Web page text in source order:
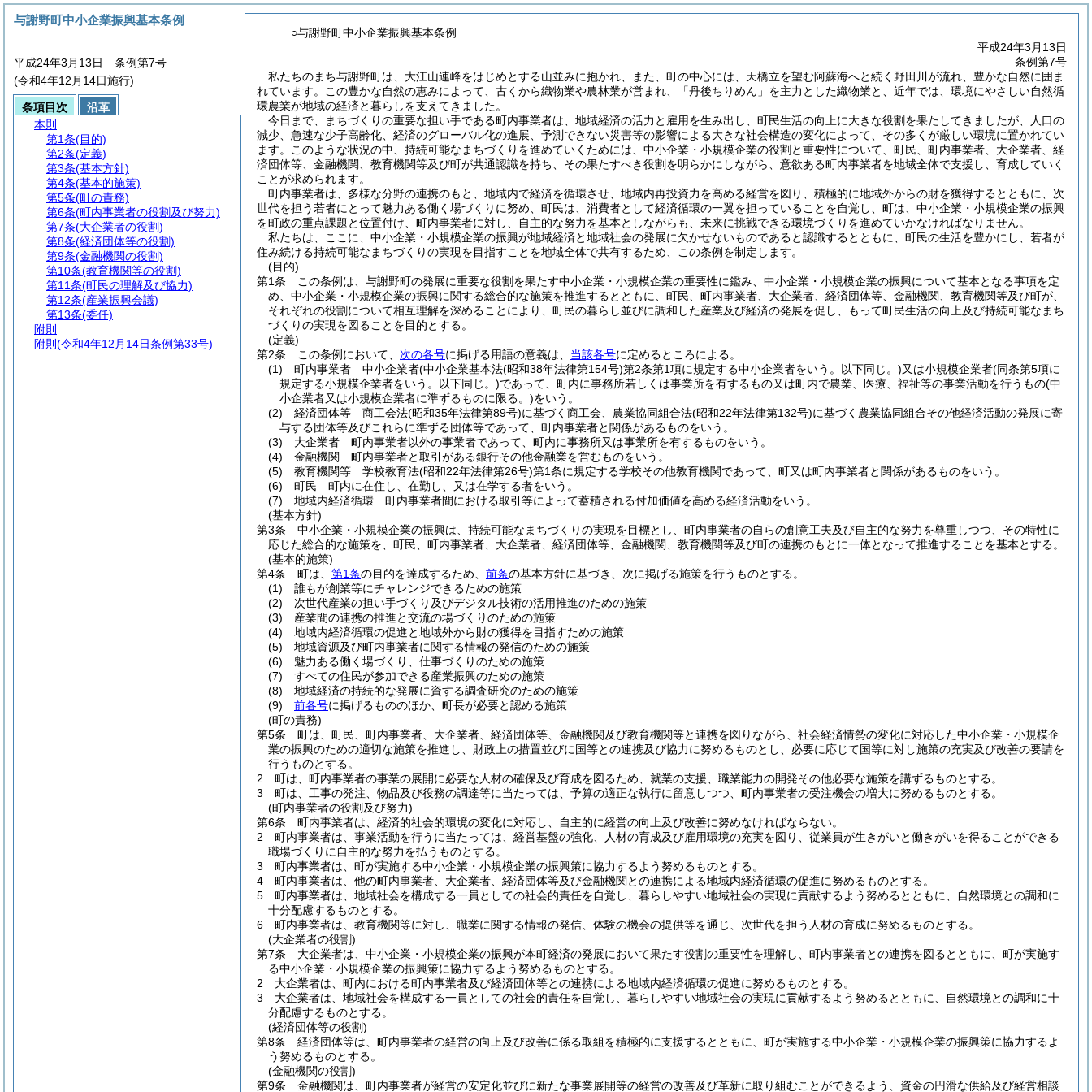
○与謝野町中小企業振興基本条例
平成24年3月13日
条例第7号
私たちのまち与謝野町は、大江山連峰をはじめとする山並みに抱かれ、また、町の中心には、天橋立を望む阿蘇海へと続く野田川が流れ、豊かな自然に囲ま
れています。この豊かな自然の恵みによって、古くから織物業や農林業が営まれ、「丹後ちりめん」を主力とした織物業と、近年では、環境にやさしい自然循
環農業が地域の経済と暮らしを支えてきました。
今日まで、まちづくりの重要な担い手である町内事業者は、地域経済の活力と雇用を生み出し、町民生活の向上に大きな役割を果たしてきましたが、人口の
減少、急速な少子高齢化、経済のグローバル化の進展、予測できない災害等の影響による大きな社会構造の変化によって、その多くが厳しい環境に置かれてい
ます。このような状況の中、持続可能なまちづくりを進めていくためには、中小企業・小規模企業の役割と重要性について、町民、町内事業者、大企業者、経
済団体等、金融機関、教育機関等及び町が共通認識を持ち、その果たすべき役割を明らかにしながら、意欲ある町内事業者を地域全体で支援し、育成していく
ことが求められます。
町内事業者は、多様な分野の連携のもと、地域内で経済を循環させ、地域内再投資力を高める経営を図り、積極的に地域外からの財を獲得するとともに、次
世代を担う若者にとって魅力ある働く場づくりに努め、町民は、消費者として経済循環の一翼を担っていることを自覚し、町は、中小企業・小規模企業の振興
を町政の重点課題と位置付け、町内事業者に対し、自主的な努力を基本としながらも、未来に挑戦できる環境づくりを進めていかなければなりません。
私たちは、ここに、中小企業・小規模企業の振興が地域経済と地域社会の発展に欠かせないものであると認識するとともに、町民の生活を豊かにし、若者が
住み続ける持続可能なまちづくりの実現を目指すことを地域全体で共有するため、この条例を制定します。
(目的)
第1条
この条例は、与謝野町の発展に重要な役割を果たす中小企業・小規模企業の重要性に鑑み、中小企業・小規模企業の振興について基本となる事項を定
め、中小企業・小規模企業の振興に関する総合的な施策を推進するとともに、町民、町内事業者、大企業者、経済団体等、金融機関、教育機関等及び町が、
それぞれの役割について相互理解を深めることにより、町民の暮らし並びに調和した産業及び経済の発展を促し、もって町民生活の向上及び持続可能なまち
づくりの実現を図ることを目的とする。
(定義)
第2条
この条例において、 次の各号に掲げる用語の意義は、 当該各号に定めるところによる。
(1)
町内事業者 中小企業者(中小企業基本法(昭和38年法律第154号)第2条第1項に規定する中小企業者をいう。以下同じ。)又は小規模企業者(同条第5項に
規定する小規模企業者をいう。以下同じ。)であって、町内に事務所若しくは事業所を有するもの又は町内で農業、医療、福祉等の事業活動を行うもの(中
小企業者又は小規模企業者に準ずるものに限る。)をいう。
(2)
経済団体等 商工会法(昭和35年法律第89号)に基づく商工会、農業協同組合法(昭和22年法律第132号)に基づく農業協同組合その他経済活動の発展に寄
与する団体等及びこれらに準ずる団体等であって、町内事業者と関係があるものをいう。
(3)
大企業者 町内事業者以外の事業者であって、町内に事務所又は事業所を有するものをいう。
(4)
金融機関 町内事業者と取引がある銀行その他金融業を営むものをいう。
(5)
教育機関等 学校教育法(昭和22年法律第26号)第1条に規定する学校その他教育機関であって、町又は町内事業者と関係があるものをいう。
(6)
町民 町内に在住し、在勤し、又は在学する者をいう。
(7)
地域内経済循環 町内事業者間における取引等によって蓄積される付加価値を高める経済活動をいう。
(基本方針)
第3条
中小企業・小規模企業の振興は、持続可能なまちづくりの実現を目標とし、町内事業者の自らの創意工夫及び自主的な努力を尊重しつつ、その特性に
応じた総合的な施策を、町民、町内事業者、大企業者、経済団体等、金融機関、教育機関等及び町の連携のもとに一体となって推進することを基本とする。
(基本的施策)
第4条
町は、 第1条の目的を達成するため、 前条の基本方針に基づき、次に掲げる施策を行うものとする。
(1)
誰もが創業等にチャレンジできるための施策
(2)
次世代産業の担い手づくり及びデジタル技術の活用推進のための施策
(3)
産業間の連携の推進と交流の場づくりのための施策
(4)
地域内経済循環の促進と地域外から財の獲得を目指すための施策
(5)
地域資源及び町内事業者に関する情報の発信のための施策
(6)
魅力ある働く場づくり、仕事づくりのための施策
(7)
すべての住民が参加できる産業振興のための施策
(8)
地域経済の持続的な発展に資する調査研究のための施策
(9)
前各号に掲げるもののほか、町長が必要と認める施策
(町の責務)
第5条
町は、町民、町内事業者、大企業者、経済団体等、金融機関及び教育機関等と連携を図りながら、社会経済情勢の変化に対応した中小企業・小規模企
業の振興のための適切な施策を推進し、財政上の措置並びに国等との連携及び協力に努めるものとし、必要に応じて国等に対し施策の充実及び改善の要請を
行うものとする。
2
町は、町内事業者の事業の展開に必要な人材の確保及び育成を図るため、就業の支援、職業能力の開発その他必要な施策を講ずるものとする。
3
町は、工事の発注、物品及び役務の調達等に当たっては、予算の適正な執行に留意しつつ、町内事業者の受注機会の増大に努めるものとする。
(町内事業者の役割及び努力)
第6条
町内事業者は、経済的社会的環境の変化に対応し、自主的に経営の向上及び改善に努めなければならない。
2
町内事業者は、事業活動を行うに当たっては、経営基盤の強化、人材の育成及び雇用環境の充実を図り、従業員が生きがいと働きがいを得ることができる
職場づくりに自主的な努力を払うものとする。
3
町内事業者は、町が実施する中小企業・小規模企業の振興策に協力するよう努めるものとする。
4
町内事業者は、他の町内事業者、大企業者、経済団体等及び金融機関との連携による地域内経済循環の促進に努めるものとする。
5
町内事業者は、地域社会を構成する一員としての社会的責任を自覚し、暮らしやすい地域社会の実現に貢献するよう努めるとともに、自然環境との調和に
十分配慮するものとする。
6
町内事業者は、教育機関等に対し、職業に関する情報の発信、体験の機会の提供等を通じ、次世代を担う人材の育成に努めるものとする。
(大企業者の役割)
第7条
大企業者は、中小企業・小規模企業の振興が本町経済の発展において果たす役割の重要性を理解し、町内事業者との連携を図るとともに、町が実施す
る中小企業・小規模企業の振興策に協力するよう努めるものとする。
2
大企業者は、町内における町内事業者及び経済団体等との連携による地域内経済循環の促進に努めるものとする。
3
大企業者は、地域社会を構成する一員としての社会的責任を自覚し、暮らしやすい地域社会の実現に貢献するよう努めるとともに、自然環境との調和に十
分配慮するものとする。
(経済団体等の役割)
第8条
経済団体等は、町内事業者の経営の向上及び改善に係る取組を積極的に支援するとともに、町が実施する中小企業・小規模企業の振興策に協力するよ
う努めるものとする。
(金融機関の役割)
第9条
金融機関は、町内事業者が経営の安定化並びに新たな事業展開等の経営の改善及び革新に取り組むことができるよう、資金の円滑な供給及び経営相談
与謝野町中小企業振興基本条例
平成24年3月13日 条例第7号
(令和4年12月14日施行)
条項目次
沿革
本則
第1条(目的)
第2条(定義)
第3条(基本方針)
第4条(基本的施策)
第5条(町の責務)
第6条(町内事業者の役割及び努力)
第7条(大企業者の役割)
第8条(経済団体等の役割)
第9条(金融機関の役割)
第10条(教育機関等の役割)
第11条(町民の理解及び協力)
第12条(産業振興会議)
第13条(委任)
附則
附則 (令和4年12月14日条例第33号)